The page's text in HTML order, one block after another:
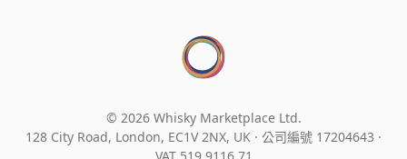
© 2026 Whisky Marketplace Ltd.
128 City Road, London, EC1V 2NX, UK · 公司編號 17204643 ·